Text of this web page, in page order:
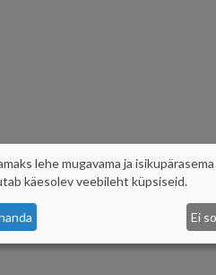
lehe mugavama ja
käesolev veebileht küpsiseid.
Ei